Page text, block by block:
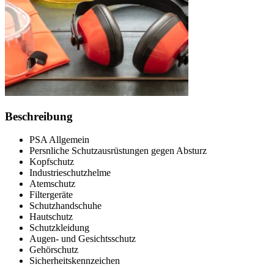
Beschreibung
PSA Allgemein
Persnliche Schutzausrüstungen gegen Absturz
Kopfschutz
Industrieschutzhelme
Atemschutz
Filtergeräte
Schutzhandschuhe
Hautschutz
Schutzkleidung
Augen- und Gesichtsschutz
Gehörschutz
Sicherheitskennzeichen